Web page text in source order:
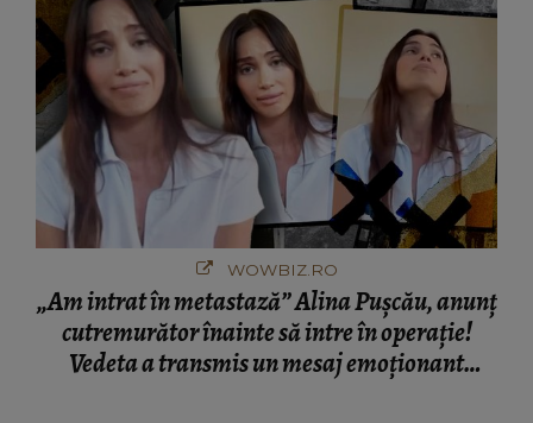
WOWBIZ.RO
„Am intrat în metastază” Alina Pușcău, anunț
cutremurător înainte să intre în operație!
Vedeta a transmis un mesaj emoționant